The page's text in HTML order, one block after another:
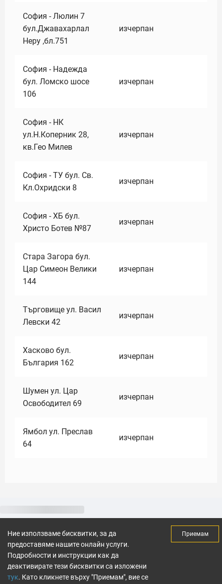
София - Люлин 7
бул.Джавахарлал
Неру ,бл.751
изчерпан
София - Надежда
бул. Ломско шосе
106
изчерпан
София - НК
ул.Н.Коперник 28,
кв.Гео Милев
изчерпан
София - ТУ бул. Св.
Кл.Охридски 8
изчерпан
София - ХБ бул.
Христо Ботев №87
изчерпан
Стара Загора бул.
Цар Симеон Велики
144
изчерпан
Търговище ул. Васил
Левски 42
изчерпан
Хасково бул.
България 162
изчерпан
Шумен ул. Цар
Освободител 69
изчерпан
Ямбол ул. Преслав
64
изчерпан
Ние използваме бисквитки, за да
предоставяме нашите онлайн услуги.
Подробности и инструкции как да
деактивирате тези бисквитки са изложени
тук. Като кликнете върху "Приемам", вие се
Приемам